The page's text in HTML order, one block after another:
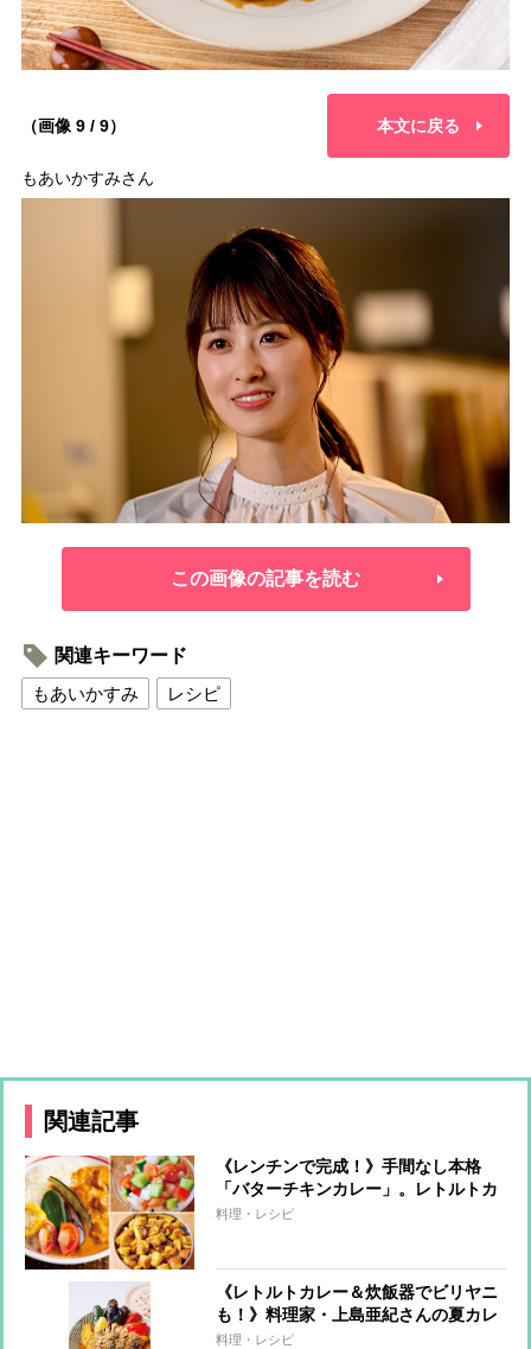
（画像 9 / 9） 本文に戻る
もあいかすみさん
この画像の記事を読む
関連キーワード
もあいかすみ
レシピ
関連記事
《レンチンで完成！》手間なし本格
「バターチキンカレー」。レトルトカ
レーが激変する簡単トッピングも
料理・レシピ
《レトルトカレー＆炊飯器でビリヤニ
も！》料理家・上島亜紀さんの夏カレ
ーレシピ
料理・レシピ